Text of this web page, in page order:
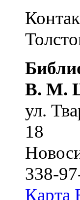
В. М.
ул.
18
338-
Карта